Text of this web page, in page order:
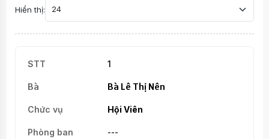
Hiển thị:
1
Bà Lê Thị Nên
Hội Viên
---